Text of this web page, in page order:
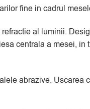
fine in cadrul
al luminii.
centrala a mesei,
abrazive. Uscarea